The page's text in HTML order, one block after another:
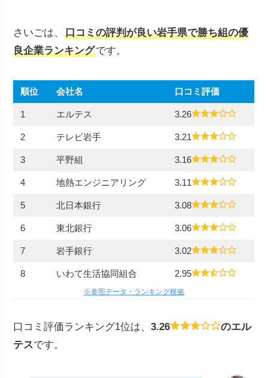
さいごは、口コミの評判が良い岩手県で勝ち組の優
良企業ランキングです。
順位 会社名 口コミ評価
1 エルテス 3.26
2 テレビ岩手 3.21
3 平野組 3.16
4 地熱エンジニアリング 3.11
5 北日本銀行 3.08
6 東北銀行 3.06
7 岩手銀行 3.02
8 いわて生活協同組合 2.95
※参照データ・ランキング根拠
口コミ評価ランキング1位は、3.26
のエル
テスです。